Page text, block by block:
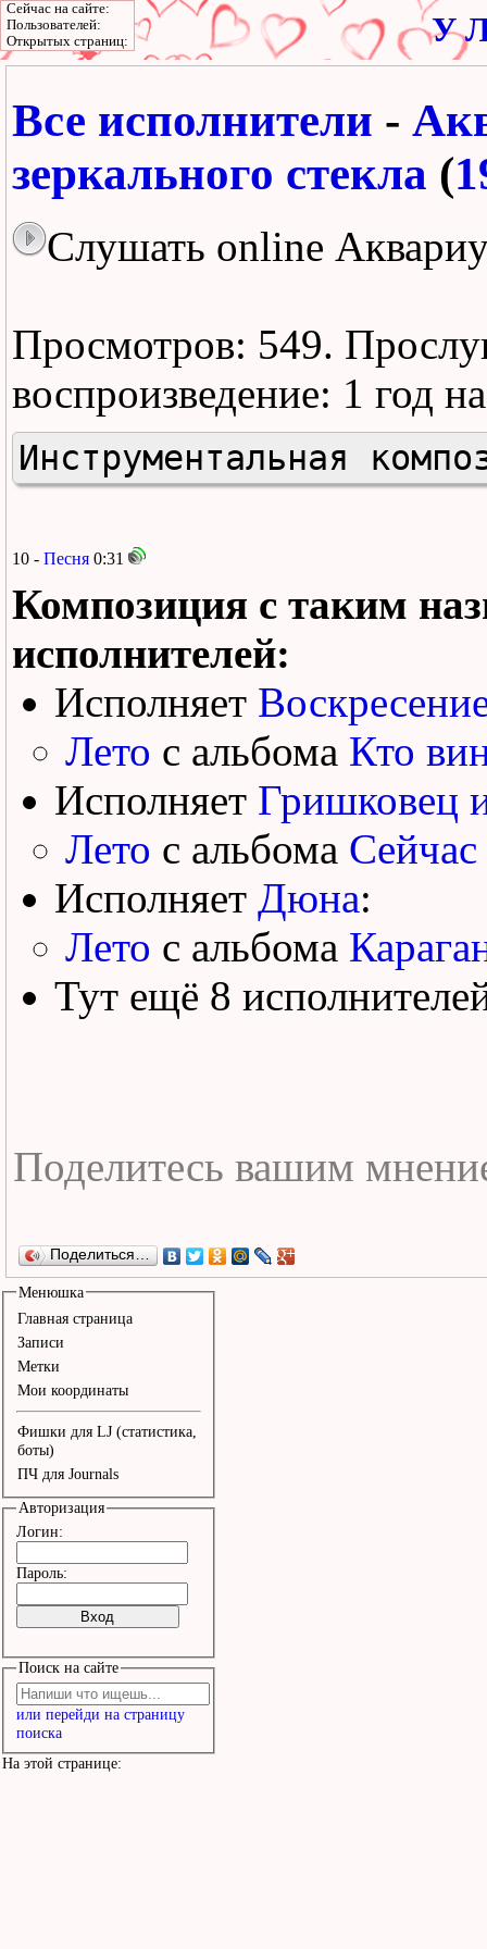
У
Все исполнители -
зеркального стекла (
Слушать online
Просмотров: 549.
воспроизведение: 1 год
Инструментальная
10 - Песня 0:31
Композиция с таким
исполнителей:
Исполняет
Лето с альбома Кто
Исполняет Гришковец
Лето с альбома
Исполняет Дюна:
Лето с альбома
Тут ещё 8
Поделиться…
Менюшка
Главная страница
Записи
Метки
Мои координаты
Фишки для LJ (статистика,
боты)
ПЧ для Journals
Авторизация
Логин:
Пароль:
Поиск на сайте
или перейди на страницу
поиска
На этой странице:
Сейчас на сайте:
Пользователей:
Открытых страниц: